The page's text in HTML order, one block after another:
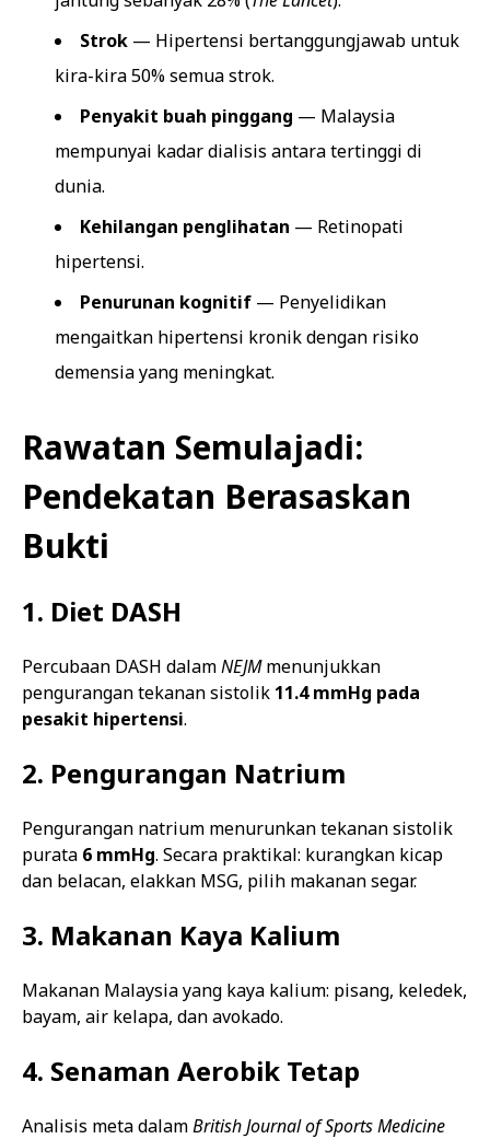
Strok — Hipertensi bertanggungjawab untuk
kira-kira 50% semua strok.
Penyakit buah pinggang — Malaysia
mempunyai kadar dialisis antara tertinggi di
dunia.
Kehilangan penglihatan — Retinopati
hipertensi.
Penurunan kognitif — Penyelidikan
mengaitkan hipertensi kronik dengan risiko
demensia yang meningkat.
Rawatan Semulajadi:
Pendekatan Berasaskan
Bukti
1. Diet DASH
Percubaan DASH dalamNEJMmenunjukkan
pengurangan tekanan sistolik 11.4 mmHg pada
pesakit hipertensi.
2. Pengurangan Natrium
Pengurangan natrium menurunkan tekanan sistolik
purata 6 mmHg. Secara praktikal: kurangkan kicap
dan belacan, elakkan MSG, pilih makanan segar.
3. Makanan Kaya Kalium
Makanan Malaysia yang kaya kalium: pisang, keledek,
bayam, air kelapa, dan avokado.
4. Senaman Aerobik Tetap
Analisis meta dalamBritish Journal of Sports Medicine